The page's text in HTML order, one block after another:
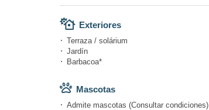
Exteriores
Terraza / solárium
Jardín
Barbacoa*
Mascotas
Admite mascotas (Consultar condiciones)